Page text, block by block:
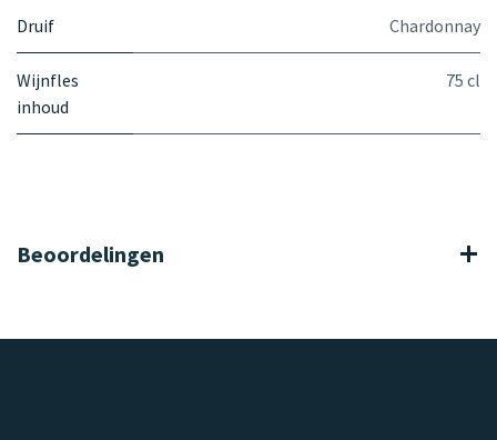
Druif Chardonnay
Wijnfles
inhoud
75 cl
Beoordelingen